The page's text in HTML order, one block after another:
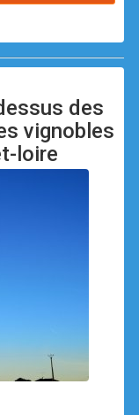
des
vignobles
loire